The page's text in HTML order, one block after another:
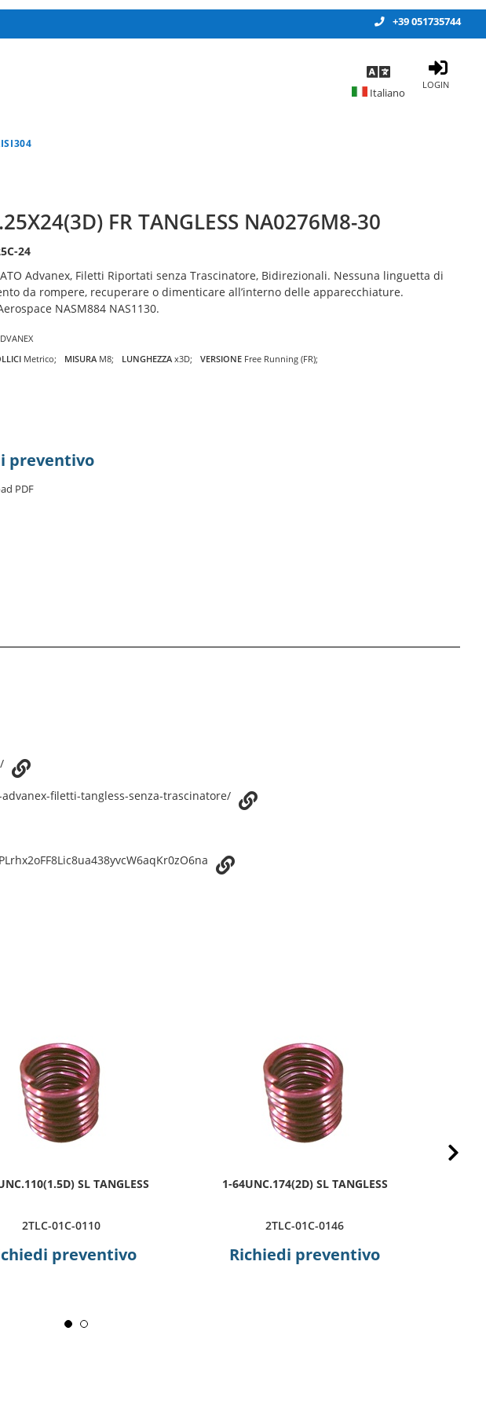
+39 051735744
LOGIN
FR TANGLESS NA0276M8-30
24
Advanex, Filetti Riportati senza Trascinatore, Bidirezionali. Nessuna linguetta di
da rompere, recuperare o dimenticare all’interno delle apparecchiature.
NASM884 NAS1130.
Metrico MISURA M8 LUNGHEZZA x3D VERSIONE Free Running (FR)
PDF
preventivo
filetti-tangless-senza-trascinatore/
SL TANGLESS
2TLC-01C-0110
preventivo
1-64UNC.174(2D) SL TANGLESS
2TLC-01C-0146
Richiedi preventivo